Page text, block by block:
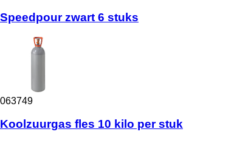
Speedpour zwart 6 stuks
063749
Koolzuurgas fles 10 kilo per stuk